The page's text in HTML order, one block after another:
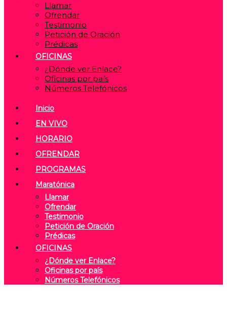
Llamar
Ofrendar
Testimonio
Petición de Oración
Prédicas
OFICINAS
¿Dónde ver Enlace?
Oficinas por país
Números Telefónicos
Inicio
EN VIVO
HORARIO
OFRENDAR
PROGRAMAS
Maratónica
Llamar
Ofrendar
Testimonio
Petición de Oración
Prédicas
OFICINAS
¿Dónde ver Enlace?
Oficinas por país
Números Telefónicos